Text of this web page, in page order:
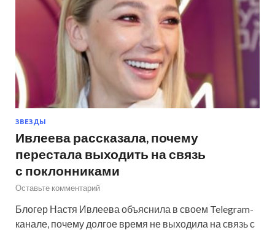
ЗВЕЗДЫ
Ивлеева рассказала, почему
перестала выходить на связь
с поклонниками
Оставьте комментарий
Блогер Настя Ивлеева объяснила в своем Telegram-
канале, почему долгое время не выходила на связь с